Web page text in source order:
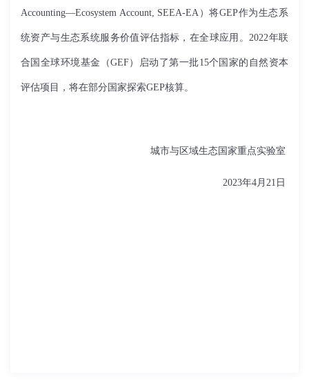
Accounting—Ecosystem Account, SEEA-EA ）将GEP作为生态系
统资产与生态系统服务价值评估指标，在全球应用。 2022年联
合国全球环境基金（GEF）启动了第一批15个国家的自然资本
评估项目，将在部分国家探索GEP核算。
城市与区域生态国家重点实验室
2023年4 月 21 日